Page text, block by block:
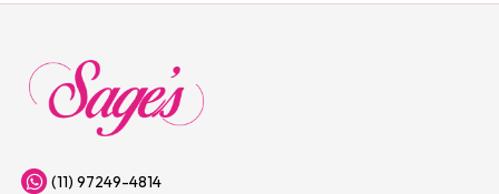
(11) 97249-4814